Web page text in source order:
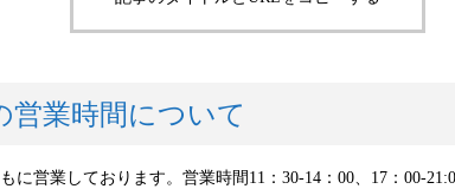
営業時間について
に営業しております。営業時間11：30-14：00、17：00-